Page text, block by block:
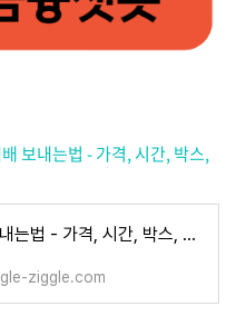
보내는법 - 가격, 시간, 박스,
우체국 택배 보내는법 - 가격, 시간, 박스, 포장, 보험등 총정리
ziggle.com